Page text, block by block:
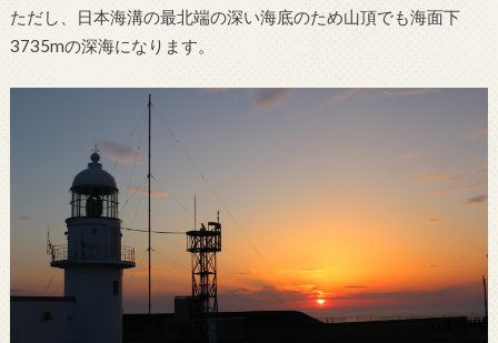
ただし、日本海溝の最北端の深い海底のため山頂でも海面下
3735mの深海になります。